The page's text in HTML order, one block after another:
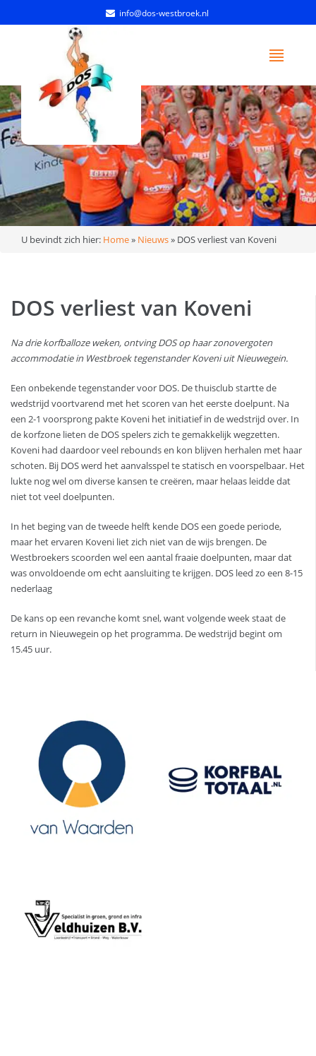
info@dos-westbroek.nl
U bevindt zich hier: Home» Nieuws» DOS verliest van Koveni
DOS verliest van Koveni
Na drie korfballoze weken, ontving DOS op haar zonovergoten
accommodatie in Westbroek tegenstander Koveni uit Nieuwegein.
Een onbekende tegenstander voor DOS. De thuisclub startte de
wedstrijd voortvarend met het scoren van het eerste doelpunt. Na
een 2-1 voorsprong pakte Koveni het initiatief in de wedstrijd over. In
de korfzone lieten de DOS spelers zich te gemakkelijk wegzetten.
Koveni had daardoor veel rebounds en kon blijven herhalen met haar
schoten. Bij DOS werd het aanvalsspel te statisch en voorspelbaar. Het
lukte nog wel om diverse kansen te creëren, maar helaas leidde dat
niet tot veel doelpunten.
In het beging van de tweede helft kende DOS een goede periode,
maar het ervaren Koveni liet zich niet van de wijs brengen. De
Westbroekers scoorden wel een aantal fraaie doelpunten, maar dat
was onvoldoende om echt aansluiting te krijgen. DOS leed zo een 8-15
nederlaag
De kans op een revanche komt snel, want volgende week staat de
return in Nieuwegein op het programma. De wedstrijd begint om
15.45 uur.